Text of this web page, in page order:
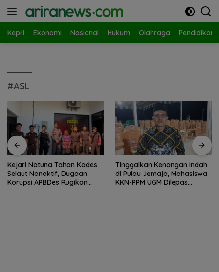
Kepri Ekonomi Nasional Hukum Olahraga Pendidikan
#ASL
Kejari Natuna Tahan Kades
Selaut Nonaktif, Dugaan
Korupsi APBDes Rugikan
Tinggalkan Kenangan Indah
di Pulau Jemaja, Mahasiswa
KKN-PPM UGM Dilepas